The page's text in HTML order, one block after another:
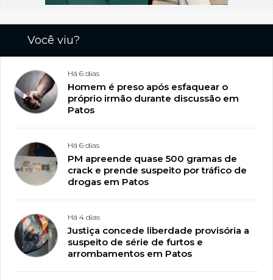
Você viu?
Há 6 dias
Homem é preso após esfaquear o
próprio irmão durante discussão em
Patos
Há 6 dias
PM apreende quase 500 gramas de
crack e prende suspeito por tráfico de
drogas em Patos
Há 4 dias
Justiça concede liberdade provisória a
suspeito de série de furtos e
arrombamentos em Patos